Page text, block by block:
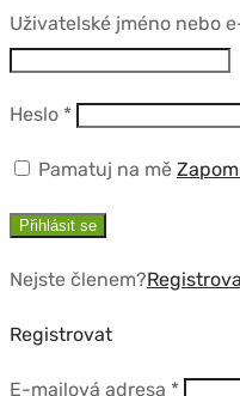
Uživatelské jméno nebo
Heslo *Povinné
Pamatuj na mě
Přihlásit se
Nejste členem?
Registrovat
E-mailová adresa *